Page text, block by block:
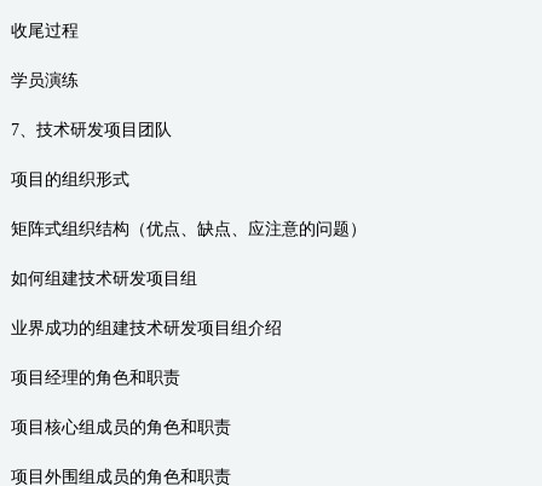
收尾过程
学员演练
7、技术研发项目团队
项目的组织形式
矩阵式组织结构（优点、缺点、应注意的问题）
如何组建技术研发项目组
业界成功的组建技术研发项目组介绍
项目经理的角色和职责
项目核心组成员的角色和职责
项目外围组成员的角色和职责